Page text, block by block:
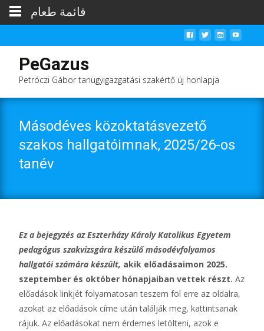
PeGazus
Petróczi Gábor tanügyigazgatási szakértő új honlapja
Másodéves közoktatásvezető
szakos hallgatóimnak, 2025/26-os
tanév
Ez a bejegyzés az Eszterházy Károly Katolikus Egyetem
pedagógus szakvizsgára készülő másodévfolyamos
hallgatói számára készült, akik előadásaimon 2025.
szeptember és október hónapjaiban vettek részt. Az
előadások linkjét folyamatosan teszem föl erre az oldalra,
azokat az előadások címe után találják meg, kattintsanak
rájuk. Az előadásokat nem érdemes letölteni, azok e
قائمة طعام